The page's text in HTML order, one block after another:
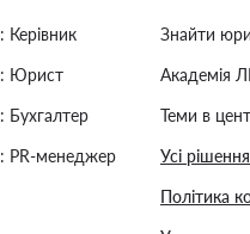
Керівник
Юрист
Бухгалтер
PR-менеджер
Знайти
Академія
Теми в
Усі
Політика